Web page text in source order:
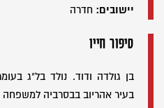
יישובים: חדרה
סיפור חייו
בעיר אהריוב בבסרביה